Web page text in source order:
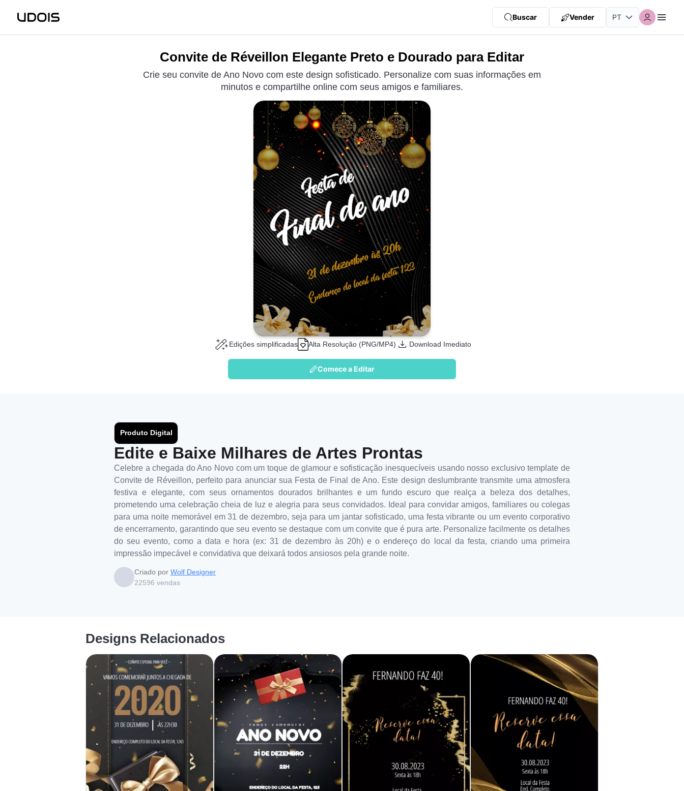
Buscar Vender
Convite de Réveillon Elegante Preto e Dourado para Editar
Crie seu convite de Ano Novo com este design sofisticado. Personalize com suas informações em
minutos e compartilhe online com seus amigos e familiares.
Edições simplificadas Alta Resolução (PNG/MP4) Download Imediato
Comece a Editar
Produto Digital
Edite e Baixe Milhares de Artes Prontas
Celebre a chegada do Ano Novo com um toque de glamour e sofisticação inesquecíveis usando nosso exclusivo template de
Convite de Réveillon, perfeito para anunciar sua Festa de Final de Ano. Este design deslumbrante transmite uma atmosfera
festiva e elegante, com seus ornamentos dourados brilhantes e um fundo escuro que realça a beleza dos detalhes,
prometendo uma celebração cheia de luz e alegria para seus convidados. Ideal para convidar amigos, familiares ou colegas
para uma noite memorável em 31 de dezembro, seja para um jantar sofisticado, uma festa vibrante ou um evento corporativo
de encerramento, garantindo que seu evento se destaque com um convite que é pura arte. Personalize facilmente os detalhes
do seu evento, como a data e hora (ex: 31 de dezembro às 20h) e o endereço do local da festa, criando uma primeira
impressão impecável e convidativa que deixará todos ansiosos pela grande noite.
Criado por Wolf Designer
22596 vendas
Designs Relacionados